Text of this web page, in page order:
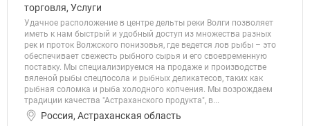
торговля, Услуги
Удачное расположение в центре дельты реки Волги позволяет
иметь к нам быстрый и удобный доступ из множества разных
рек и проток Волжского понизовья, где ведется лов рыбы – это
обеспечивает свежесть рыбного сырья и его своевременную
поставку. Мы специализируемся на продаже и производстве
вяленой рыбы спецпосола и рыбных деликатесов, таких как
рыбная соломка и рыба холодного копчения. Мы возрождаем
традиции качества "Астраханского продукта", в...
Россия, Астраханская область